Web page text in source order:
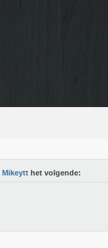
Mikeytt het volgende: